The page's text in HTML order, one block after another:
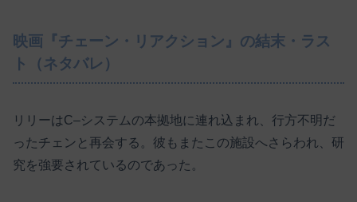
映画『チェーン・リアクション』の結末・ラス
ト（ネタバレ）
リリーはC–システムの本拠地に連れ込まれ、行方不明だ
ったチェンと再会する。彼もまたこの施設へさらわれ、研
究を強要されているのであった。